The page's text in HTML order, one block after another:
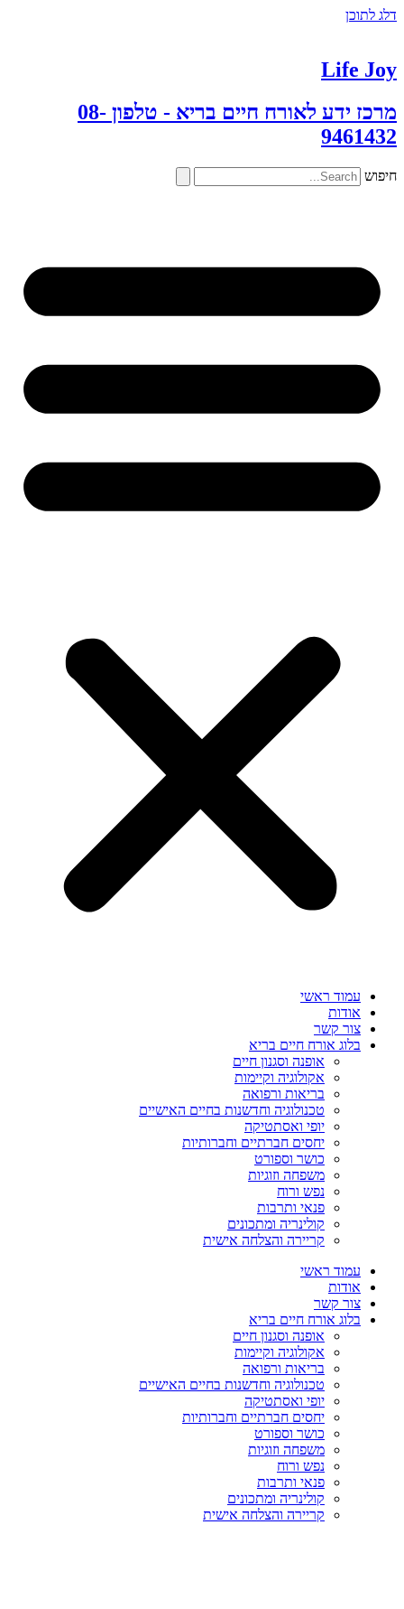
דלג לתוכן
Life Joy
מרכז ידע לאורח חיים בריא - טלפון 08-
9461432
חיפוש
עמוד ראשי
אודות
צור קשר
בלוג אורח חיים בריא
אופנה וסגנון חיים
אקולוגיה וקיימות
בריאות ורפואה
טכנולוגיה וחדשנות בחיים האישיים
יופי ואסתטיקה
יחסים חברתיים וחברותיות
כושר וספורט
משפחה וזוגיות
נפש ורוח
פנאי ותרבות
קולינריה ומתכונים
קריירה והצלחה אישית
עמוד ראשי
אודות
צור קשר
בלוג אורח חיים בריא
אופנה וסגנון חיים
אקולוגיה וקיימות
בריאות ורפואה
טכנולוגיה וחדשנות בחיים האישיים
יופי ואסתטיקה
יחסים חברתיים וחברותיות
כושר וספורט
משפחה וזוגיות
נפש ורוח
פנאי ותרבות
קולינריה ומתכונים
קריירה והצלחה אישית